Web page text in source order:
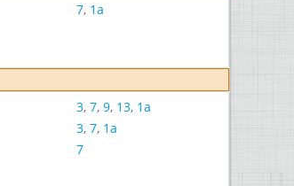
7, 1a
3, 7, 9, 13, 1a
3, 7, 1a
7